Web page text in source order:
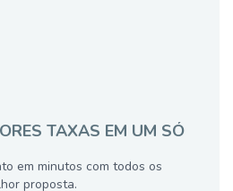
TAXAS EM UM SÓ
em minutos com todos os
proposta.